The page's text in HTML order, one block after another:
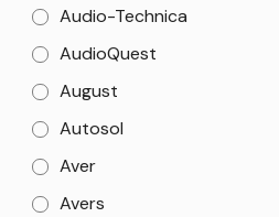
Audio-Technica
AudioQuest
August
Autosol
Aver
Avers